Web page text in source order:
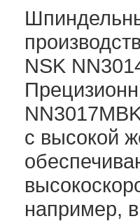
NSK
с высокой
например,